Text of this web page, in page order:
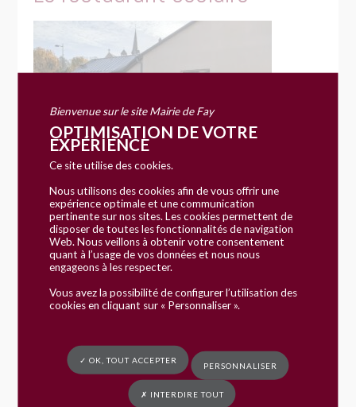
Bienvenue sur le site Mairie de Fay
OPTIMISATION DE VOTRE
EXPÉRIENCE
Ce site utilise des cookies.
Nous utilisons des cookies afin de vous offrir une
expérience optimale et une communication
pertinente sur nos sites. Les cookies permettent de
disposer de toutes les fonctionnalités de navigation
Web. Nous veillons à obtenir votre consentement
quant à l’usage de vos données et nous nous
engageons à les respecter.
Vous avez la possibilité de configurer l’utilisation des
cookies en cliquant sur « Personnaliser ».
✓ OK, TOUT ACCEPTER
PERSONNALISER
✗ INTERDIRE TOUT